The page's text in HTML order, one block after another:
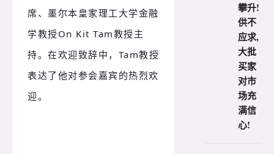
席、墨尔本皇家理工大学金融
学教授On Kit Tam教授主
持。在欢迎致辞中，Tam教授
表达了他对参会嘉宾的热烈欢
迎。
攀升!
供不
应求,
大批
买家
对市
场充
满信
心!